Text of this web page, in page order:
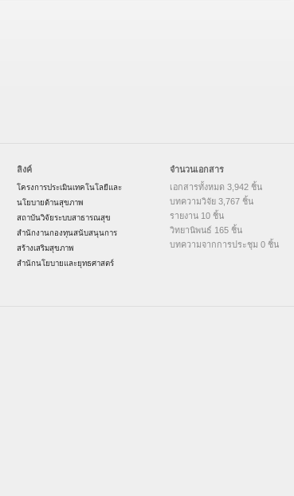
ลิงค์
โครงการประเมินเทคโนโลยีและ
นโยบายด้านสุขภาพ
สถาบันวิจัยระบบสาธารณสุข
สำนักงานกองทุนสนับสนุนการ
สร้างเสริมสุขภาพ
สำนักนโยบายและยุทธศาสตร์
จำนวนเอกสาร
เอกสารทั้งหมด 3,942 ชิ้น
บทความวิจัย 3,767 ชิ้น
รายงาน 10 ชิ้น
วิทยานิพนธ์ 165 ชิ้น
บทความจากการประชุม 0 ชิ้น